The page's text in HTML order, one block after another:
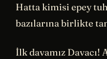
Hatta kimisi epey
bazılarına birlikte
İlk davamız Davacı!